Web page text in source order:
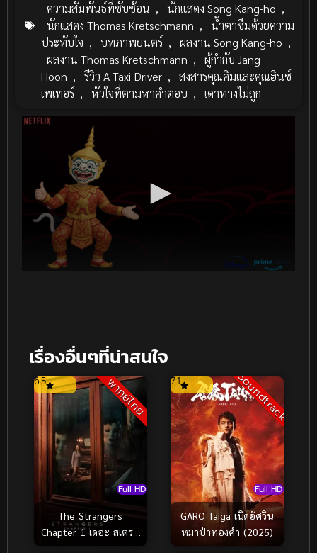
ความสัมพันธ์ที่ซับซ้อน , นักแสดง Song Kang-ho ,
นักแสดง Thomas Kretschmann ,
น้ำตาซึมด้วยความ
ประทับใจ , บทภาพยนตร์ , ผลงาน Song Kang-ho ,
ผลงาน Thomas Kretschmann ,
ผู้กำกับ Jang
Hoon , รีวิว A Taxi Driver ,
สงสารคุณคิมและคุณฮินซ์
เพเทอร์ , หัวใจที่ตามหาคำตอบ , เดาทางไม่ถูก
เรื่องอื่นๆที่น่าสนใจ
พากย์ไทย
Full HD
6.5
The Strangers
Chapter 1 เดอะ สเตรน
Soundtrack
Full HD
7.1
GARO Taiga เนิดอัศวิน
หมาป่าทองคำ (2025)